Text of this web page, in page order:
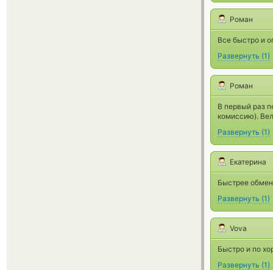
Роман
Все быстро и
Развернуть (1)
Роман
В первый раз
комиссию).
Развернуть (1)
Екатерина
Быстрее
Развернуть (1)
Vova
Быстро и по
Развернуть (1)